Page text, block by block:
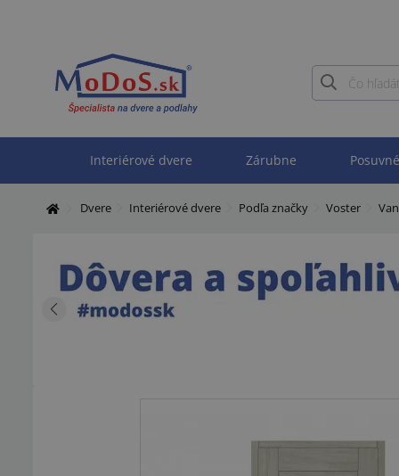
Interiérové dvere Zárubne
Dvere Interiérové dvere Podľa značky Voster